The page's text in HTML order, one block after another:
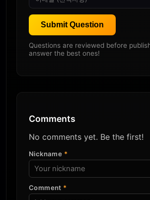
Submit Question
Questions are reviewed before
answer the best ones!
Comments
No comments yet. Be the first!
Nickname *
Comment *